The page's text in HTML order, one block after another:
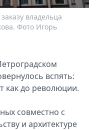
владельца
Фото Игорь
вспять:
как до революции.
совместно с
и архитектуре